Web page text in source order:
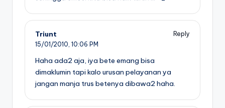
Triunt
Reply
15/01/2010, 10:06 PM
Haha ada2 aja, iya bete emang bisa
dimaklumin tapi kalo urusan pelayanan ya
jangan manja trus betenya dibawa2 haha.